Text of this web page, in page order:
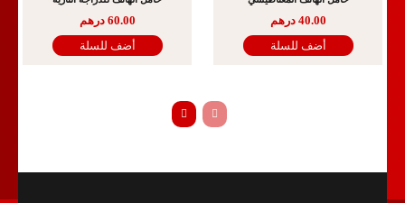
40.00 درهم
أضف للسلة
60.00 درهم
أضف للسلة